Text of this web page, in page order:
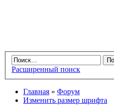
Расширенный поиск
Главная » Форум
Изменить размер шрифта